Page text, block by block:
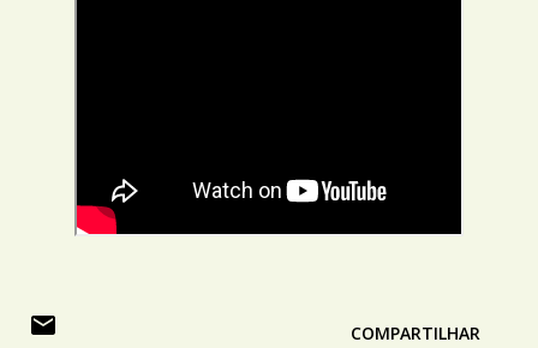
COMPARTILHAR